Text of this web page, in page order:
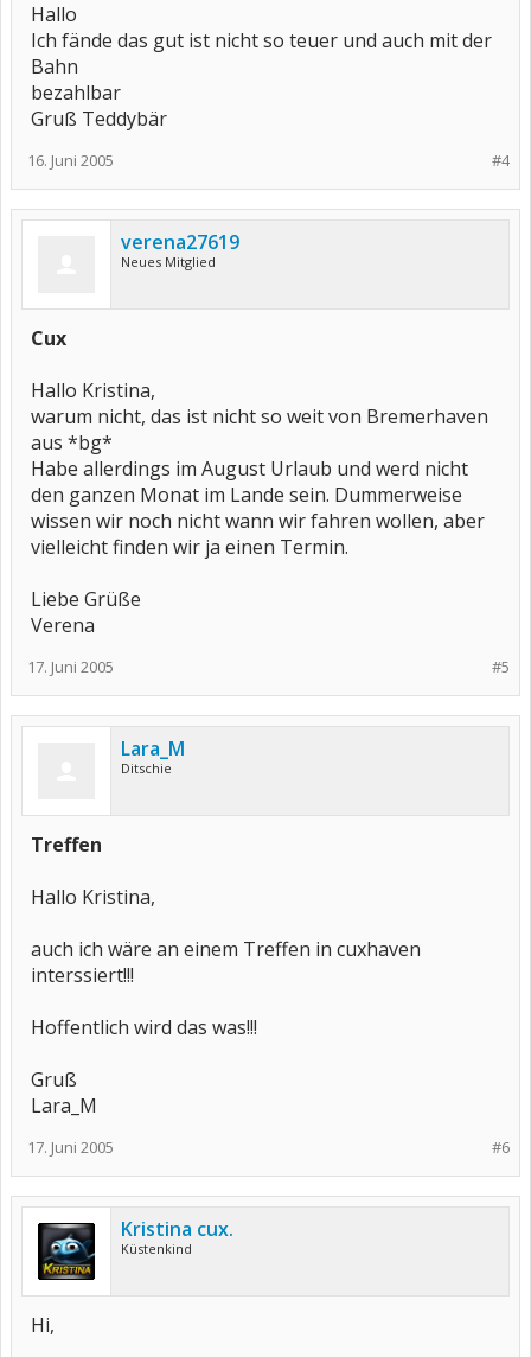
Hallo
Ich fände das gut ist nicht so teuer und auch mit der
Bahn
bezahlbar
Gruß Teddybär
#4
16. Juni 2005
verena27619
Neues Mitglied
Cux
Hallo Kristina,
warum nicht, das ist nicht so weit von Bremerhaven
aus *bg*
Habe allerdings im August Urlaub und werd nicht
den ganzen Monat im Lande sein. Dummerweise
wissen wir noch nicht wann wir fahren wollen, aber
vielleicht finden wir ja einen Termin.
Liebe Grüße
Verena
#5
17. Juni 2005
Lara_M
Ditschie
Treffen
Hallo Kristina,
auch ich wäre an einem Treffen in cuxhaven
interssiert!!!
Hoffentlich wird das was!!!
Gruß
Lara_M
#6
17. Juni 2005
Kristina cux.
Küstenkind
Hi,